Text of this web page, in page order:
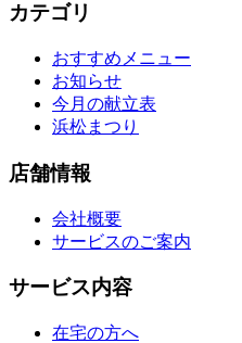
カテゴリ
おすすめメニュー
お知らせ
今月の献立表
浜松まつり
店舗情報
会社概要
サービスのご案内
サービス内容
在宅の方へ